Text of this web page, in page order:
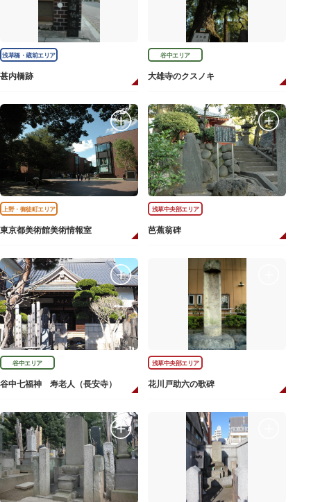
浅草橋・蔵前エリア
甚内橋跡
谷中エリア
大雄寺のクスノキ
上野・御徒町エリア
東京都美術館美術情報室
浅草中央部エリア
芭蕉翁碑
谷中エリア
谷中七福神 寿老人（長安寺）
浅草中央部エリア
花川戸助六の歌碑